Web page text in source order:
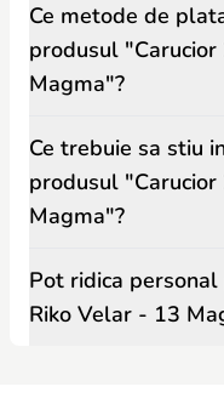
Ce metode de
produsul
Magma"?
Ce trebuie sa stiu
produsul
Magma"?
Pot ridica
Riko Velar - 13